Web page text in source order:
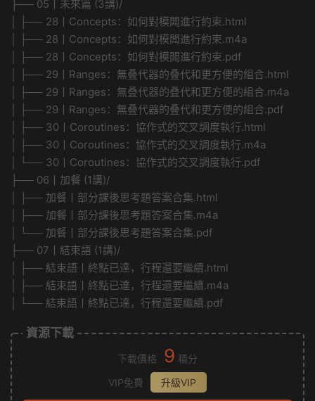
├── 05丨未來篇 (3講)/
│ ├── 28丨Concepts：如何對模闆進行約束.html
│ ├── 28丨Concepts：如何對模闆進行約束.m4a
│ ├── 28丨Concepts：如何對模闆進行約束.pdf
│ ├── 29丨Ranges：無叠代器的叠代和更方便的組合.html
│ ├── 29丨Ranges：無叠代器的叠代和更方便的組合.m4a
│ ├── 29丨Ranges：無叠代器的叠代和更方便的組合.pdf
│ ├── 30丨Coroutines：協作式的交叉調度執行.html
│ ├── 30丨Coroutines：協作式的交叉調度執行.m4a
│ └── 30丨Coroutines：協作式的交叉調度執行.pdf
├── 06丨加餐 (1講)/
│ ├── 加餐丨部分課後思考題答案合集.html
│ ├── 加餐丨部分課後思考題答案合集.m4a
│ └── 加餐丨部分課後思考題答案合集.pdf
├── 07丨結束語 (1講)/
│ ├── 結束語丨終點已達，行程還要繼續.html
│ ├── 結束語丨終點已達，行程還要繼續.m4a
│ └── 結束語丨終點已達，行程還要繼續.pdf
資源下載
下載價格 9 積分
VIP免費
升級VIP